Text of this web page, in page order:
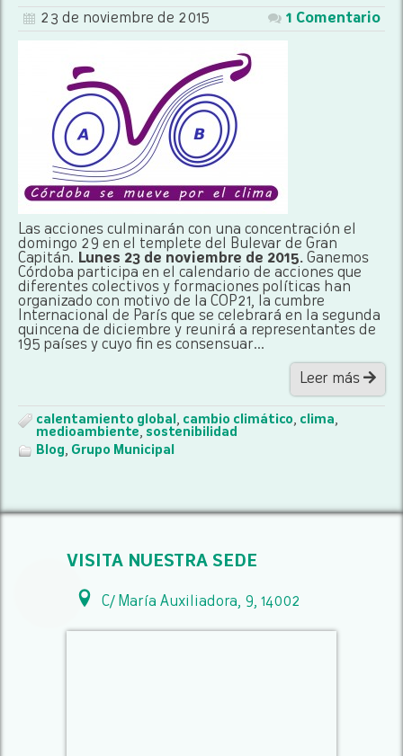
23 de noviembre de 2015 1 Comentario
Las acciones culminarán con una concentración el
domingo 29 en el templete del Bulevar de Gran
Capitán. Lunes 23 de noviembre de 2015. Ganemos
Córdoba participa en el calendario de acciones que
diferentes colectivos y formaciones políticas han
organizado con motivo de la COP21, la cumbre
Internacional de París que se celebrará en la segunda
quincena de diciembre y reunirá a representantes de
195 países y cuyo fin es consensuar...
Leer más
calentamiento global , cambio climático, clima,
medioambiente, sostenibilidad
Blog, Grupo Municipal
VISITA NUESTRA SEDE
C/ María Auxiliadora, 9, 14002